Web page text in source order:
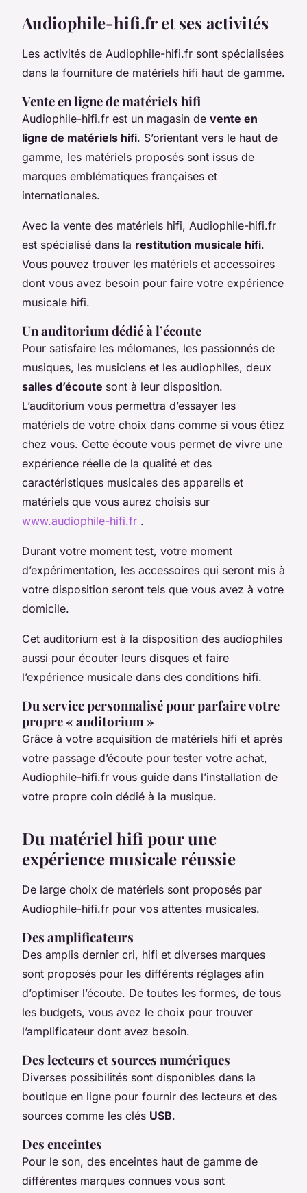
Audiophile-hifi.fr et ses activités
Les activités de Audiophile-hifi.fr sont spécialisées
dans la fourniture de matériels hifi haut de gamme.
Vente en ligne de matériels hifi
Audiophile-hifi.fr est un magasin de vente en
ligne de matériels hifi. S’orientant vers le haut de
gamme, les matériels proposés sont issus de
marques emblématiques françaises et
internationales.
Avec la vente des matériels hifi, Audiophile-hifi.fr
est spécialisé dans la restitution musicale hifi.
Vous pouvez trouver les matériels et accessoires
dont vous avez besoin pour faire votre expérience
musicale hifi.
Un auditorium dédié à l’écoute
Pour satisfaire les mélomanes, les passionnés de
musiques, les musiciens et les audiophiles, deux
salles d’écoute sont à leur disposition.
L’auditorium vous permettra d’essayer les
matériels de votre choix dans comme si vous étiez
chez vous. Cette écoute vous permet de vivre une
expérience réelle de la qualité et des
caractéristiques musicales des appareils et
matériels que vous aurez choisis sur
www.audiophile-hifi.fr .
Durant votre moment test, votre moment
d’expérimentation, les accessoires qui seront mis à
votre disposition seront tels que vous avez à votre
domicile.
Cet auditorium est à la disposition des audiophiles
aussi pour écouter leurs disques et faire
l’expérience musicale dans des conditions hifi.
Du service personnalisé pour parfaire votre
propre « auditorium »
Grâce à votre acquisition de matériels hifi et après
votre passage d’écoute pour tester votre achat,
Audiophile-hifi.fr vous guide dans l’installation de
votre propre coin dédié à la musique.
Du matériel hifi pour une
expérience musicale réussie
De large choix de matériels sont proposés par
Audiophile-hifi.fr pour vos attentes musicales.
Des amplificateurs
Des amplis dernier cri, hifi et diverses marques
sont proposés pour les différents réglages afin
d’optimiser l’écoute. De toutes les formes, de tous
les budgets, vous avez le choix pour trouver
l’amplificateur dont avez besoin.
Des lecteurs et sources numériques
Diverses possibilités sont disponibles dans la
boutique en ligne pour fournir des lecteurs et des
sources comme les clés USB.
Des enceintes
Pour le son, des enceintes haut de gamme de
différentes marques connues vous sont